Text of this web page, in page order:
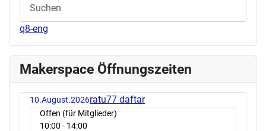
q8-eng
Makerspace Öffnungszeiten
10.August.2026ratu77 daftar
Offen (für Mitglieder)
10:00 - 14:00